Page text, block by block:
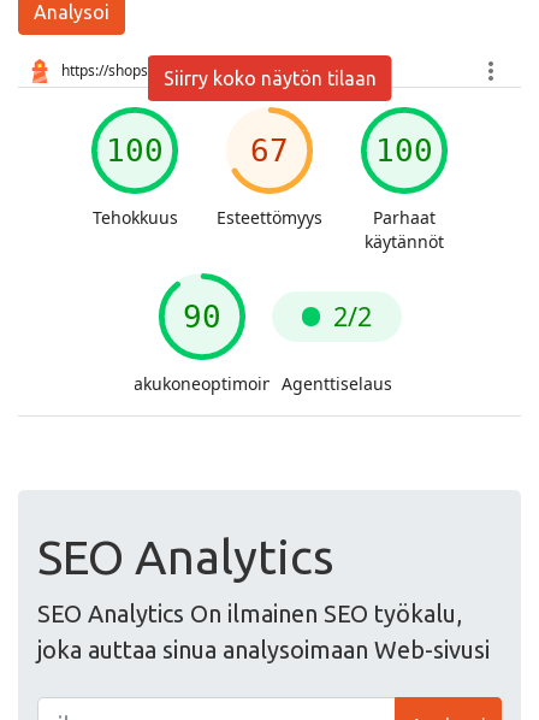
Analysoi
Siirry koko näytön tilaan
SEO Analytics
SEO Analytics On ilmainen SEO työkalu,
joka auttaa sinua analysoimaan Web-sivusi